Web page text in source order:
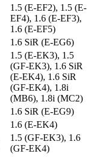
1.5 (E-EF2), 1.5 (E-
EF4), 1.6 (E-EF3),
1.6 (E-EF5)
1.6 SiR (E-EG6)
1.5 (E-EK3), 1.5
(GF-EK3), 1.6 SiR
(E-EK4), 1.6 SiR
(GF-EK4), 1.8i
(MB6), 1.8i (MC2)
1.6 SiR (E-EG9)
1.6 (E-EK4)
1.5 (GF-EK3), 1.6
(GF-EK4)